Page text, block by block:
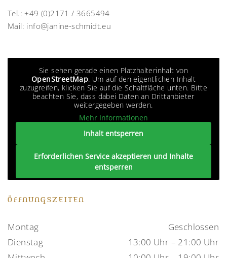
Tel.:+49 (0)2171 / 3665494
Mail: info@janine-schmidt.eu
Sie sehen gerade einen Platzhalterinhalt von
OpenStreetMap. Um auf den eigentlichen Inhalt
zuzugreifen, klicken Sie auf die Schaltfläche unten. Bitte
beachten Sie, dass dabei Daten an Drittanbieter
weitergegeben werden.
Mehr Informationen
Inhalt entsperren
Erforderlichen Service akzeptieren und Inhalte
entsperren
ÖFFNUNGSZEITEN
Montag
Geschlossen
Dienstag
13:00 Uhr – 21:00 Uhr